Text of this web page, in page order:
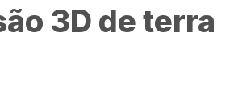
3D de terra